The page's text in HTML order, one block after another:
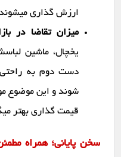
ارزش گذاری
میزان تقاضا در
یخچال، ماشین
دست دوم به
شوند و این موضوع
قیمت گذاری بهتر
سخن پایانی؛ همراه